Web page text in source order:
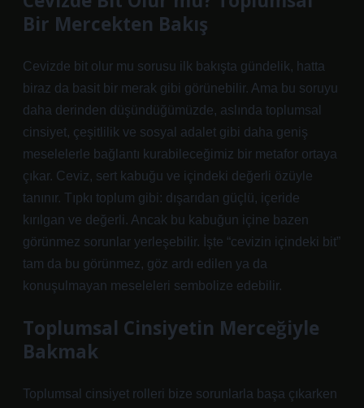
Bir Mercekten Bakış
Cevizde bit olur mu sorusu ilk bakışta gündelik, hatta
biraz da basit bir merak gibi görünebilir. Ama bu soruyu
daha derinden düşündüğümüzde, aslında toplumsal
cinsiyet, çeşitlilik ve sosyal adalet gibi daha geniş
meselelerle bağlantı kurabileceğimiz bir metafor ortaya
çıkar. Ceviz, sert kabuğu ve içindeki değerli özüyle
tanınır. Tıpkı toplum gibi: dışarıdan güçlü, içeride
kırılgan ve değerli. Ancak bu kabuğun içine bazen
görünmez sorunlar yerleşebilir. İşte “cevizin içindeki bit”
tam da bu görünmez, göz ardı edilen ya da
konuşulmayan meseleleri sembolize edebilir.
Toplumsal Cinsiyetin Merceğiyle
Bakmak
Toplumsal cinsiyet rolleri bize sorunlarla başa çıkarken